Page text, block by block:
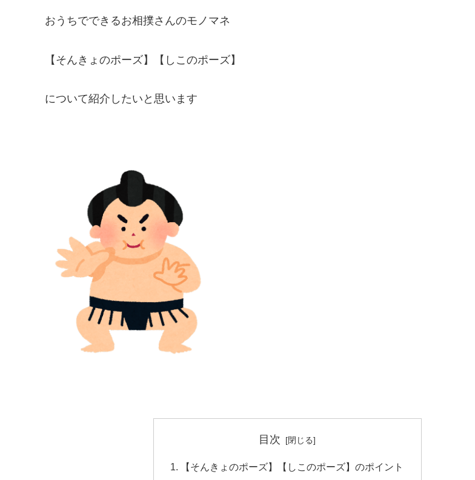
おうちでできるお相撲さんのモノマネ
【そんきょのポーズ】【しこのポーズ】
について紹介したいと思います
目次
【そんきょのポーズ】【しこのポーズ】のポイント